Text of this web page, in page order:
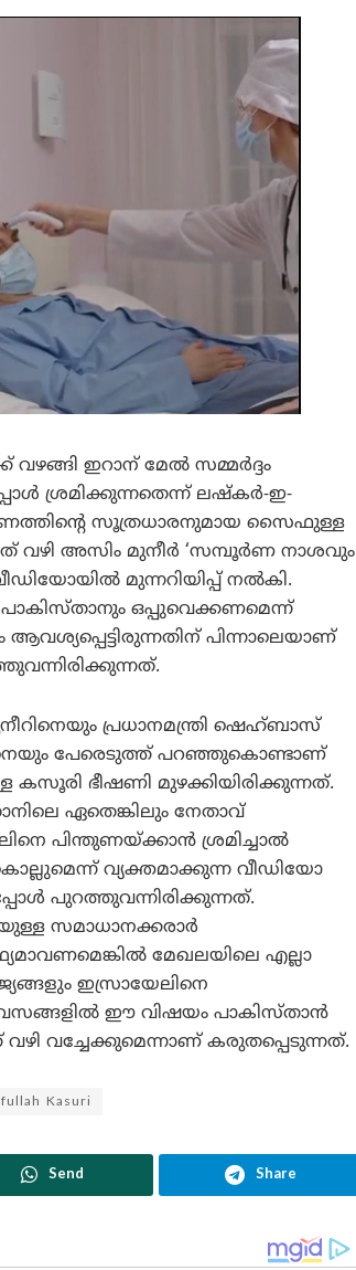
വഴങ്ങി ഇറാന് മേൽ സമ്മർദ്ദം
ശ്രമിക്കുന്നതെന്ന് ലഷ്കർ-ഇ-
സൂത്രധാരനുമായ സൈഫുള്ള
വഴി അസിം മുനീർ ‘സമ്പൂർണ നാശവും
മുന്നറിയിപ്പ് നൽകി.
ഒപ്പുവെക്കണമെന്ന്
പിന്നാലെയാണ്
പ്രധാനമന്ത്രി ഷെഹ്ബാസ്
പേരെടുത്ത് പറഞ്ഞുകൊണ്ടാണ്
ഭീഷണി മുഴക്കിയിരിക്കുന്നത്.
ഏതെങ്കിലും നേതാവ്
പിന്തുണയ്ക്കാൻ ശ്രമിച്ചാൽ
വ്യക്തമാക്കുന്ന വീഡിയോ
പുറത്തുവന്നിരിക്കുന്നത്.
സമാധാനക്കരാർ
മേഖലയിലെ എല്ലാ
ഇസ്രായേലിനെ
ഈ വിഷയം പാകിസ്താൻ
വച്ചേക്കുമെന്നാണ് കരുതപ്പെടുന്നത്.
Kasuri
Send Share